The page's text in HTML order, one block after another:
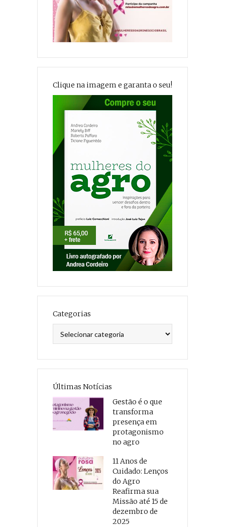
Clique na imagem e garanta o seu!
Categorias
Últimas Notícias
Gestão é o que
transforma
presença em
protagonismo
no agro
11 Anos de
Cuidado: Lenços
do Agro
Reafirma sua
Missão até 15 de
dezembro de
2025